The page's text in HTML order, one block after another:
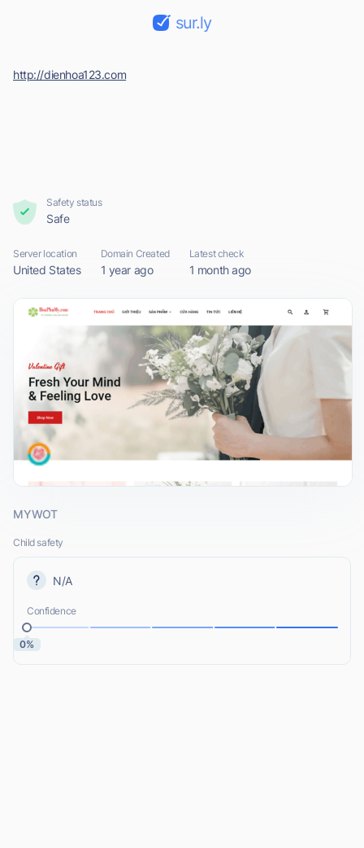
sur.ly
http://dienhoa123.com
Safety status
Safe
Server location
United States
Domain Created
1 year ago
Latest check
1 month ago
MYWOT
Child safety
N/A
Confidence
0%